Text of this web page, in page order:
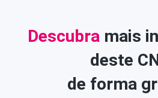
Descubra mais
deste
de forma